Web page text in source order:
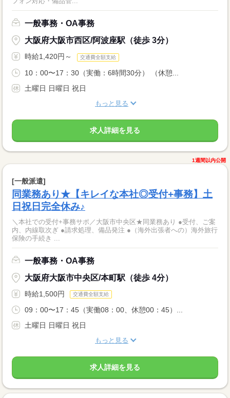
一般事務・OA事務
大阪府大阪市西区/阿波座駅（徒歩 3分）
時給1,420円～ 交通費全額支給
10：00〜17：30（実働：6時間30分） （休憩...
土曜日 日曜日 祝日
もっと見る
求人詳細を見る
1週間以内公開
[一般派遣]
同業務あり★【キレイな本社◎受付+事務】土
日祝日完全休み♪
＼本社での受付+事務サポ／大阪市中央区★同業務あり ●受付、ご案
内、内線取次ぎ ●請求処理、備品発注 ●（海外出張者への）海外旅行
保険の手続き ...
一般事務・OA事務
大阪府大阪市中央区/本町駅（徒歩 4分）
時給1,500円 交通費全額支給
09：00〜17：45（実働08：00、休憩00：45）...
土曜日 日曜日 祝日
もっと見る
求人詳細を見る